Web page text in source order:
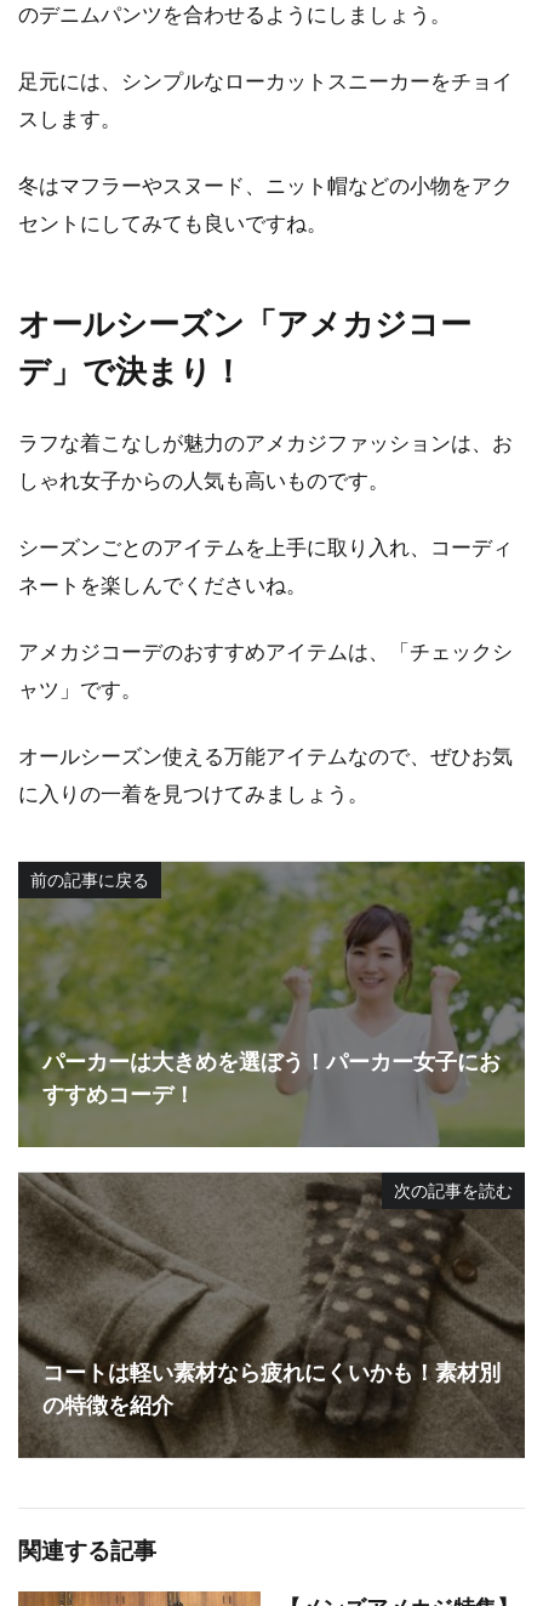
のデニムパンツを合わせるようにしましょう。
足元には、シンプルなローカットスニーカーをチョイ
スします。
冬はマフラーやスヌード、ニット帽などの小物をアク
セントにしてみても良いですね。
オールシーズン「アメカジコー
デ」で決まり！
ラフな着こなしが魅力のアメカジファッションは、お
しゃれ女子からの人気も高いものです。
シーズンごとのアイテムを上手に取り入れ、コーディ
ネートを楽しんでくださいね。
アメカジコーデのおすすめアイテムは、「チェックシ
ャツ」です。
オールシーズン使える万能アイテムなので、ぜひお気
に入りの一着を見つけてみましょう。
前の記事に戻る
パーカーは大きめを選ぼう！パーカー女子にお
すすめコーデ！
次の記事を読む
コートは軽い素材なら疲れにくいかも！素材別
の特徴を紹介
関連する記事